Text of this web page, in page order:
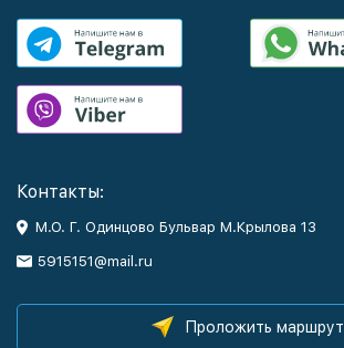
Контакты:
М.О. Г. Одинцово Бульвар М.Крылова 13
5915151@mail.ru
Проложить маршрут